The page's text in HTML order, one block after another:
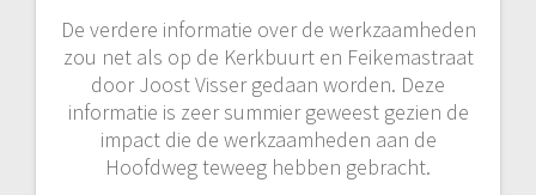
De verdere informatie over de werkzaamheden
zou net als op de Kerkbuurt en Feikemastraat
door Joost Visser gedaan worden. Deze
informatie is zeer summier geweest gezien de
impact die de werkzaamheden aan de
Hoofdweg teweeg hebben gebracht.